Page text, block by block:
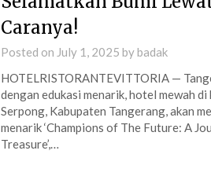
Caranya!
Posted on July 1, 2025 bybadak
HOTELRISTORANTEVITTORIA —
dengan edukasi menarik, hotel mewah di
Serpong, Kabupaten Tangerang, akan
menarik ‘Champions of The Future: A
Treasure’,…